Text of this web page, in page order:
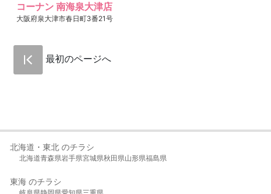
コーナン 南海泉大津店
大阪府泉大津市春日町3番21号
最初のページへ
北海道・東北 のチラシ
北海道青森県岩手県宮城県秋田県山形県福島県
東海 のチラシ